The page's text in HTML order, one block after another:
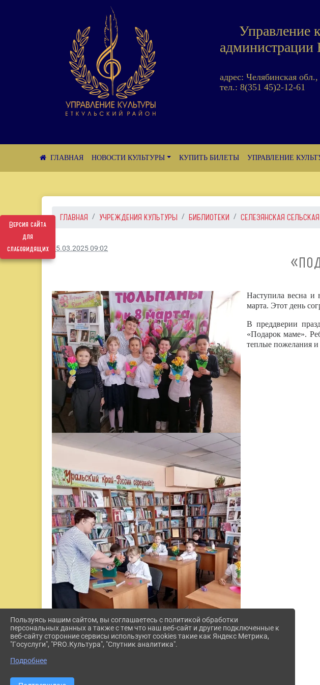
Версия сайта
для
слабовидящих
Управление
администрации
адрес: Челябинская
тел.: 8(351 45)2-12-61
НОВОСТИ КУЛЬТУРЫ КУПИТЬ БИЛЕТЫ УПРАВЛЕНИЕ
ГЛАВНАЯ УЧРЕЖДЕНИЯ КУЛЬТУРЫ БИБЛИОТЕКИ СЕЛЕЗЯНСКАЯ СЕЛЬСКАЯ
05.03.2025 09:02
Наступила весна
марта. Этот день
В преддверии
«Подарок маме».
теплые пожелания и
Пользуясь нашим сайтом, вы соглашаетесь с политикой обработки
персональных данных а также с тем что наш веб-сайт и другие подключенные к
веб-сайту сторонние сервисы используют cookies такие как Яндекс Метрика,
"Госуслуги", "PRO.Культура", "Спутник аналитика".
Подробнее